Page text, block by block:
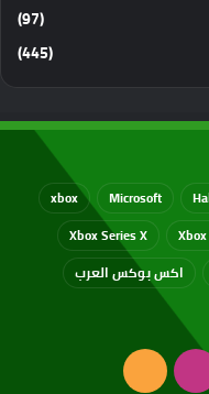
(97)
(445)
Microsoft
xbox
Xbox Series X
اكس بوكس العرب
انستقرامملخص